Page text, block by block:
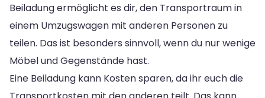
Beiladung ermöglicht es dir, den Transportraum in
einem Umzugswagen mit anderen Personen zu
teilen. Das ist besonders sinnvoll, wenn du nur wenige
Möbel und Gegenstände hast.
Eine Beiladung kann Kosten sparen, da ihr euch die